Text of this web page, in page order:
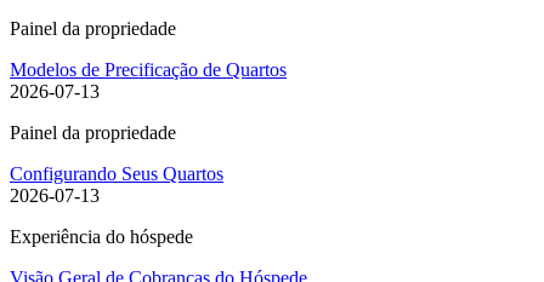
Painel da propriedade
Modelos de Precificação de Quartos
2026-07-13
Painel da propriedade
Configurando Seus Quartos
2026-07-13
Experiência do hóspede